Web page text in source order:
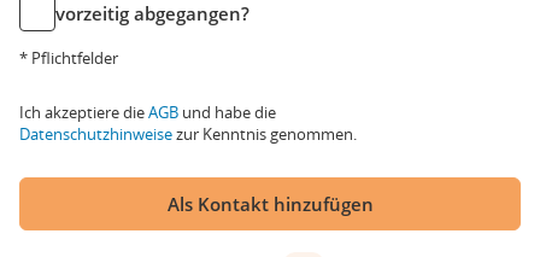
vorzeitig abgegangen?
* Pflichtfelder
Ich akzeptiere dieAGB und habe die
Datenschutzhinweisezur Kenntnis genommen.
Als Kontakt hinzufügen